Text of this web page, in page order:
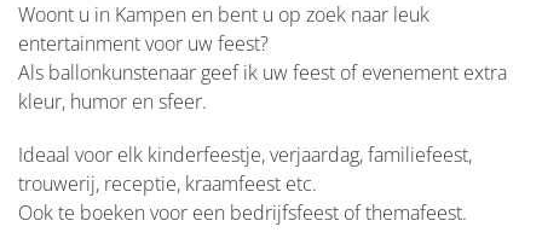
Woont u in Kampen en bent u op zoek naar leuk
entertainment voor uw feest?
Als ballonkunstenaar geef ik uw feest of evenement extra
kleur, humor en sfeer.
Ideaal voor elk kinderfeestje, verjaardag, familiefeest,
trouwerij, receptie, kraamfeest etc.
Ook te boeken voor een bedrijfsfeest of themafeest.